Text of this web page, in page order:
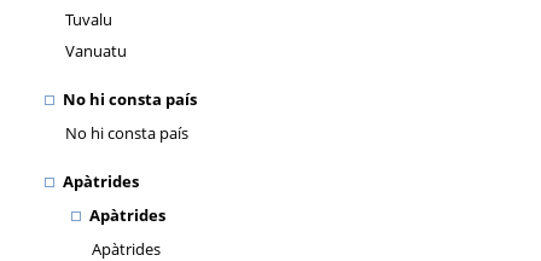
Tuvalu
Vanuatu
No hi consta país
No hi consta país
Apàtrides
Apàtrides
Apàtrides